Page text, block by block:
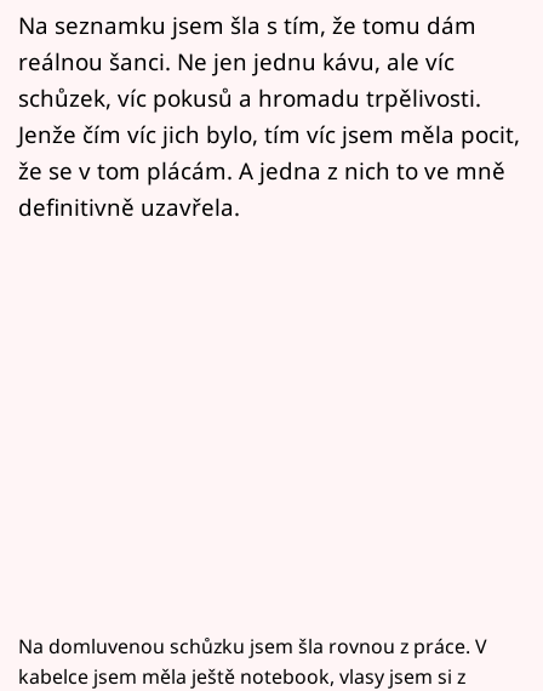
Sledujte nás
Na seznamku jsem šla s tím, že tomu dám
reálnou šanci. Ne jen jednu kávu, ale víc
schůzek, víc pokusů a hromadu trpělivosti.
Jenže čím víc jich bylo, tím víc jsem měla pocit,
že se v tom plácám. A jedna z nich to ve mně
definitivně uzavřela.
Na domluvenou schůzku jsem šla rovnou z práce. V
kabelce jsem měla ještě notebook, vlasy jsem si z